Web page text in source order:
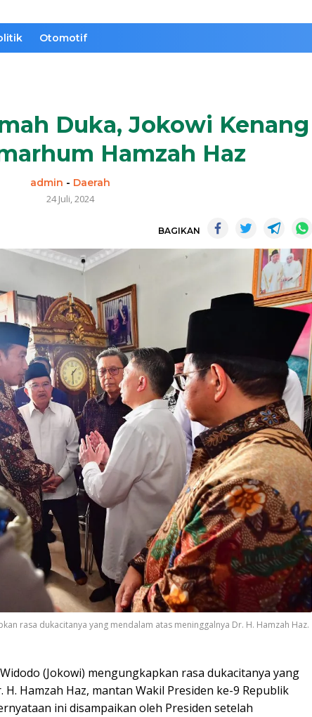
Otomotif
Duka, Jokowi Kenang
Hamzah Haz
admin - Daerah
24 Juli, 2024
BAGIKAN
rasa dukacitanya yang mendalam atas meninggalnya Dr. H. Hamzah Haz.
(Jokowi) mengungkapkan rasa dukacitanya yang
Hamzah Haz, mantan Wakil Presiden ke-9 Republik
ini disampaikan oleh Presiden setelah